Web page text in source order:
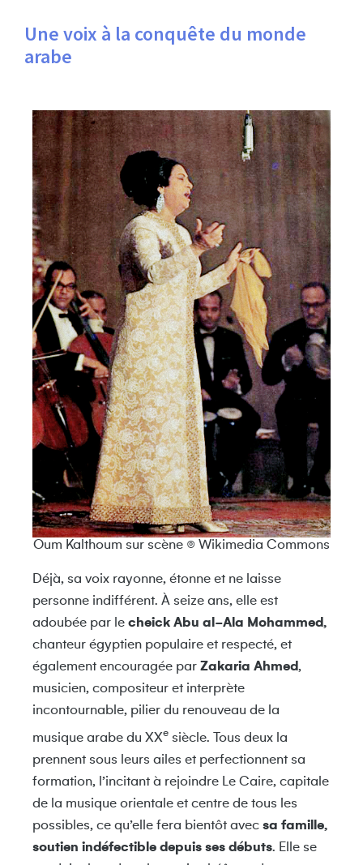
Une voix à la conquête du monde
arabe
Oum Kalthoum sur scène © Wikimedia Commons
Déjà, sa voix rayonne, étonne et ne laisse
personne indifférent. À seize ans, elle est
adoubée par le cheick Abu al-Ala Mohammed,
chanteur égyptien populaire et respecté, et
également encouragée par Zakaria Ahmed,
musicien, compositeur et interprète
incontournable, pilier du renouveau de la
musique arabe du XXe siècle. Tous deux la
prennent sous leurs ailes et perfectionnent sa
formation, l’incitant à rejoindre Le Caire, capitale
de la musique orientale et centre de tous les
possibles, ce qu’elle fera bientôt avec sa famille,
soutien indéfectible depuis ses débuts. Elle se